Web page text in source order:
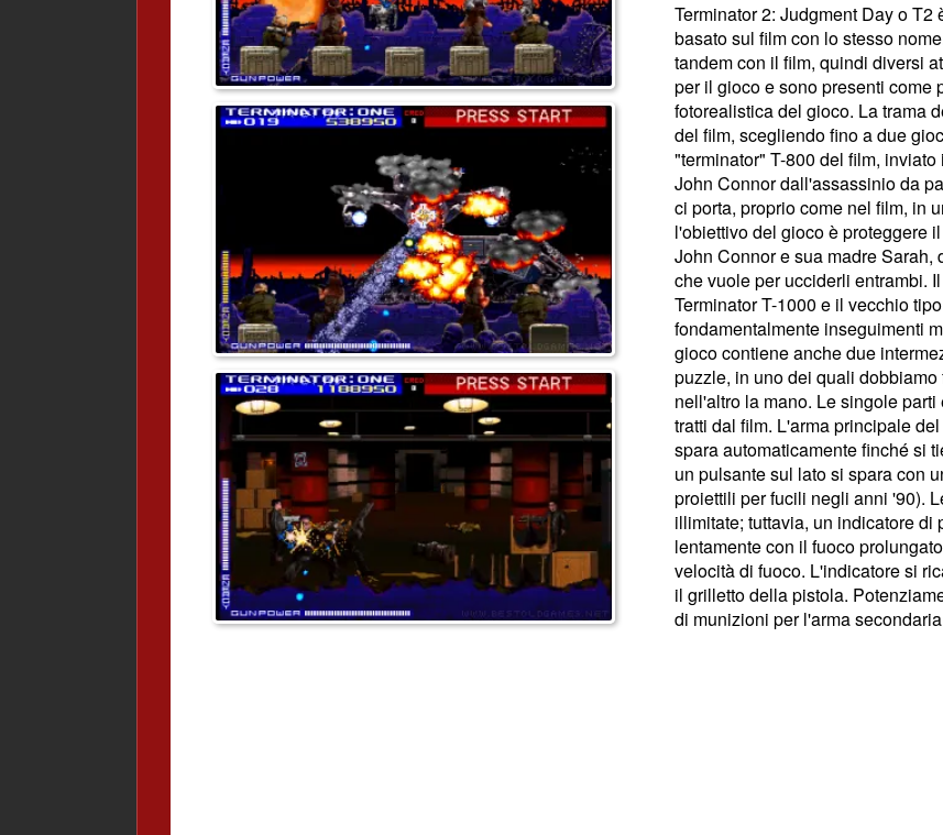
Terminator 2: Judgment Day o
basato sul film con lo stesso
tandem con il film, quindi diversi
per il gioco e sono presenti come
fotorealistica del gioco. La trama
del film, scegliendo fino a due
"terminator" T-800 del film,
John Connor dall'assassinio da
ci porta, proprio come nel film, in
l'obiettivo del gioco è proteggere
John Connor e sua madre Sarah,
che vuole per ucciderli entrambi.
Terminator T-1000 e il vecchio
fondamentalmente inseguimenti
gioco contiene anche due
puzzle, in uno dei quali
nell'altro la mano. Le singole
tratti dal film. L'arma principale
spara automaticamente finché si
un pulsante sul lato si spara con
proiettili per fucili negli anni '90).
illimitate; tuttavia, un indicatore
lentamente con il fuoco
velocità di fuoco. L'indicatore si
il grilletto della pistola.
di munizioni per l'arma